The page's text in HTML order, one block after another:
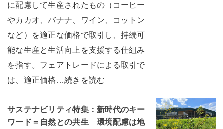
に配慮して生産されたもの（コーヒー
やカカオ、バナナ、ワイン、コットン
など）を適正な価格で取引し、持続可
能な生産と生活向上を支援する仕組み
を指す。フェアトレードによる取引で
は、適正価格…続きを読む
サステナビリティ特集：新時代のキー
ワード＝自然との共生 環境配慮は地